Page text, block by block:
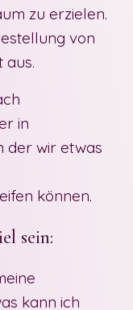
zu erzielen.
von
aus.
in
der wir etwas
können.
sein:
kann ich